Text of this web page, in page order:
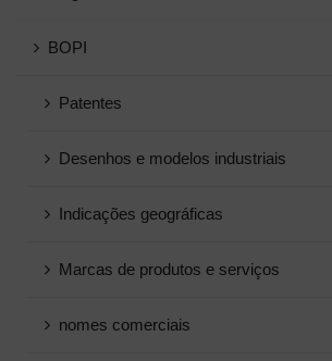
BOPI
Patentes
Desenhos e modelos industriais
Indicações geográficas
Marcas de produtos e serviços
nomes comerciais